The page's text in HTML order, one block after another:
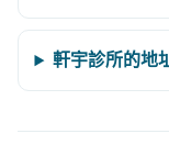
軒宇診所的地